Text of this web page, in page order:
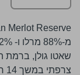
שאטו גולן, ברמת
צרפתי במשך 14 חודשים כשבסופם הורכב יין יחודי זה